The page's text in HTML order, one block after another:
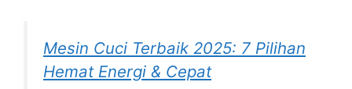
Mesin Cuci Terbaik 2025: 7 Pilihan
Hemat Energi & Cepat